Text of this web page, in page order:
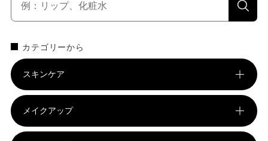
カテゴリーから
スキンケア
メイクアップ